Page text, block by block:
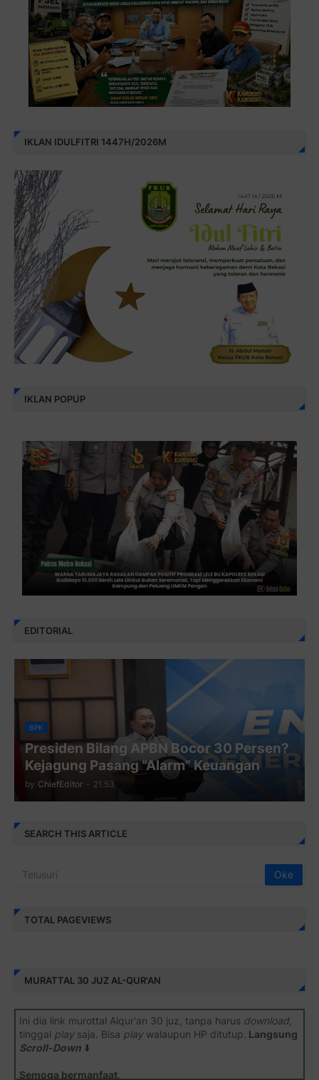
IKLAN IDULFITRI 1447H/2026M
IKLAN POPUP
EDITORIAL
BPK
Presiden Bilang APBN Bocor 30 Persen?
Kejagung Pasang “Alarm” Keuangan
by ChiefEditor - 21.53
SEARCH THIS ARTICLE
TOTAL PAGEVIEWS
MURATTAL 30 JUZ AL-QUR'AN
Ini dia link murottal Alqur'an 30 juz, tanpa harus download,
tinggal playsaja. Bisa playwalaupun HP ditutup. Langsung
Scroll-Down ⬇️
Semoga bermanfaat